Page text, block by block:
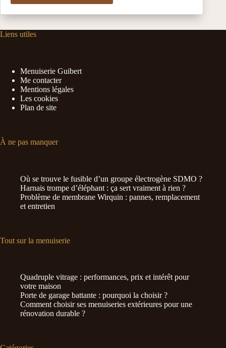
Liens utiles
Menuiserie Guibert
Me contacter
Mentions légales
Les cookies
Plan de site
À ne pas manquer
Où se trouve le fusible d’un groupe électrogène SDMO ?
Harnais trompe d’éléphant : ça sert vraiment à rien ?
Problème de membrane Wirquin : pannes, remplacement
et entretien
Tout sur la menuiserie
Quadruple vitrage : performances, prix et intérêt pour
votre maison
Porte de garage battante : pourquoi la choisir ?
Comment choisir ses menuiseries extérieures pour une
rénovation durable ?